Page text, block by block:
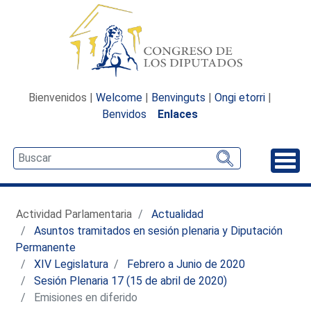
Bienvenidos | Welcome | Benvinguts | Ongi etorri |
Benvidos
Enlaces
Actividad Parlamentaria
Actualidad
Asuntos tramitados en sesión plenaria y Diputación
Permanente
XIV Legislatura
Febrero a Junio de 2020
Sesión Plenaria 17 (15 de abril de 2020)
Emisiones en diferido